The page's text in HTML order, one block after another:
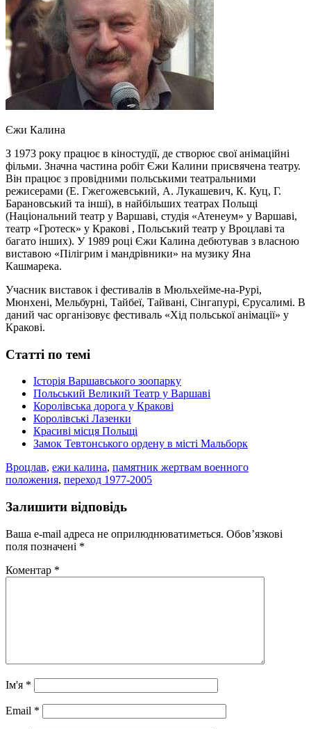
Єжи Калина
З 1973 року працює в кіностудії, де створює свої анімаційні
фільми. Значна частина робіт Єжи Калини присвячена театру.
Він працює з провідними польськими театральними
режисерами (Е. Гжегожевський, А. Лукашевич, К. Куц, Г.
Барановський та інші), в найбільших театрах Польщі
(Національний театр у Варшаві, студія «Атенеум» у Варшаві,
театр «Гротеск» у Кракові , Польський театр у Вроцлаві та
багато інших). У 1989 році Єжи Калина дебютував з власною
виставою «Пілігрим і мандрівники» на музику Яна
Кашмарека.
Учасник виставок і фестивалів в Мюльхейме-на-Рурі,
Мюнхені, Мельбурні, Тайбеї, Тайвані, Сінгапурі, Єрусалимі. В
даний час організовує фестиваль «Хід польської анімації» у
Кракові.
Статті по темі
Історія Варшавського зоопарку
Польський Великий Театр у Варшаві
Королівська дорога у Кракові
Королівські Лазенки
Красиві місця Польщі
Замок Тевтонського ордену в місті Мальборк
Вроцлав, ежи калина, памятник жертвам военного
положения, переход 1977-2005
Залишити відповідь
Ваша e-mail адреса не оприлюднюватиметься. Обов’язкові
поля позначені *
Коментар *
Ім'я *
Email *